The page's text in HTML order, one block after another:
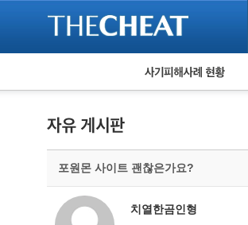
피해사례 현황
보이스피싱 피해사례
유해사이트 목록
비공개 피해사례
워킹홀리데이 피해사례
포원몬 사이트 괜찮은가요?
치열한곰인형